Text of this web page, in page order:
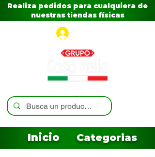
Realiza pedidos para cualquiera de
nuestras tiendas físicas
Inicio Categorias